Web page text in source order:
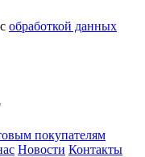
обработкой данных
покупателям
Новости Контакты